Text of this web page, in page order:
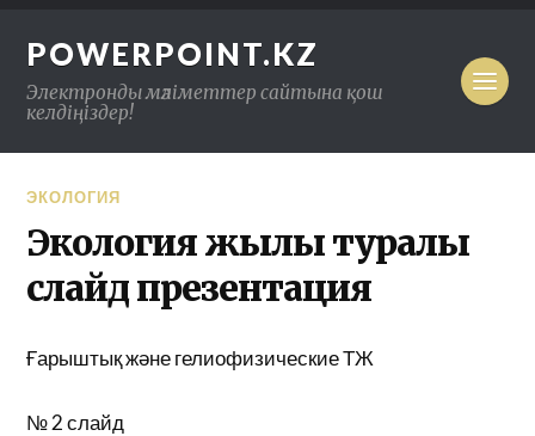
POWERPOINT.KZ
Электронды мәліметтер сайтына қош
келдіңіздер!
ЭКОЛОГИЯ
Экология жылы туралы
слайд презентация
Ғарыштық және гелиофизические ТЖ
№ 2 слайд